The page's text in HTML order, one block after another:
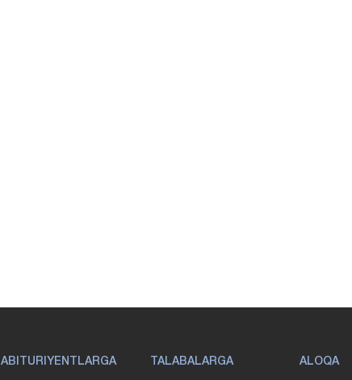
ABITURIYENTLARGA TALABALARGA ALOQA